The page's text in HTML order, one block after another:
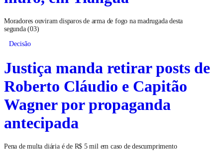
Moradores ouviram disparos de arma de fogo na madrugada desta
segunda (03)
Decisão
Justiça manda retirar posts de
Roberto Cláudio e Capitão
Wagner por propaganda
antecipada
Pena de multa diária é de R$ 5 mil em caso de descumprimento